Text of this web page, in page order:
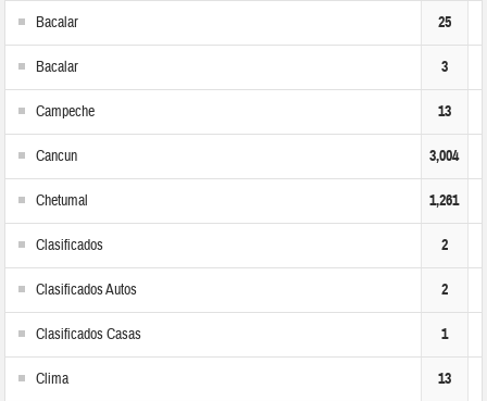
Bacalar 25
Bacalar 3
Campeche 13
Cancun 3,004
Chetumal 1,261
Clasificados 2
Clasificados Autos 2
Clasificados Casas 1
Clima 13